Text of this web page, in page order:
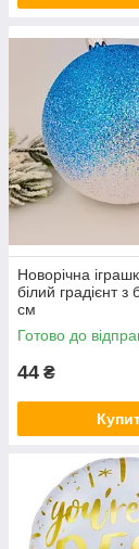
Новорічна
білий градієнт
см
Готово до
44 ₴